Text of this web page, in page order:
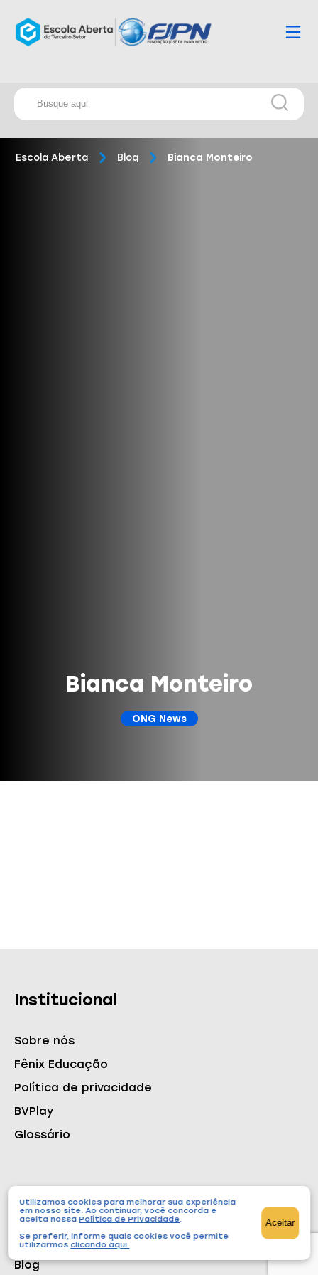
Utilizamos cookies para melhorar sua experiência
em nosso site. Ao continuar, você concorda e
aceita nossaPolítica de Privacidade.
Se preferir, informe quais cookies você permite
utilizarmosclicando aqui.
Aceitar
Escola Aberta Blog Bianca Monteiro
Bianca Monteiro
ONG News
Institucional
Sobre nós
Fênix Educação
Política de privacidade
BVPlay
Glossário
Conteúdos
Cursos
Blog